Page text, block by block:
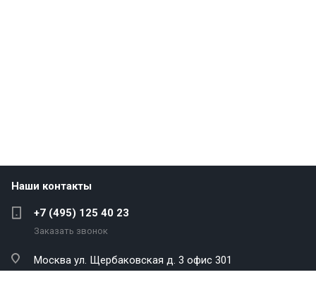
Наши контакты
+7 (495) 125 40 23
Заказать звонок
Москва ул. Щербаковская д. 3 офис 301